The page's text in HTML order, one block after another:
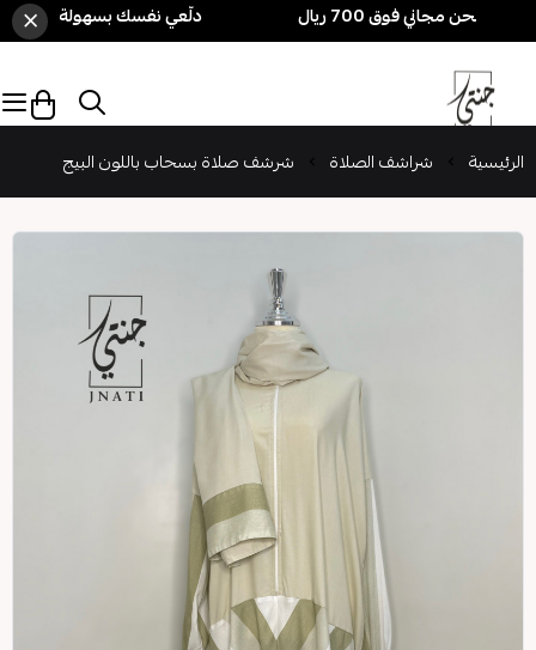
دلّعي نفسك بسهولة! 3 قطع بـ 250 ريال فقط 🎁 + شحن مجاني فوق 700 ريال ×
الرئيسية شراشف الصلاة شرشف صلاة بسحاب باللون البيج